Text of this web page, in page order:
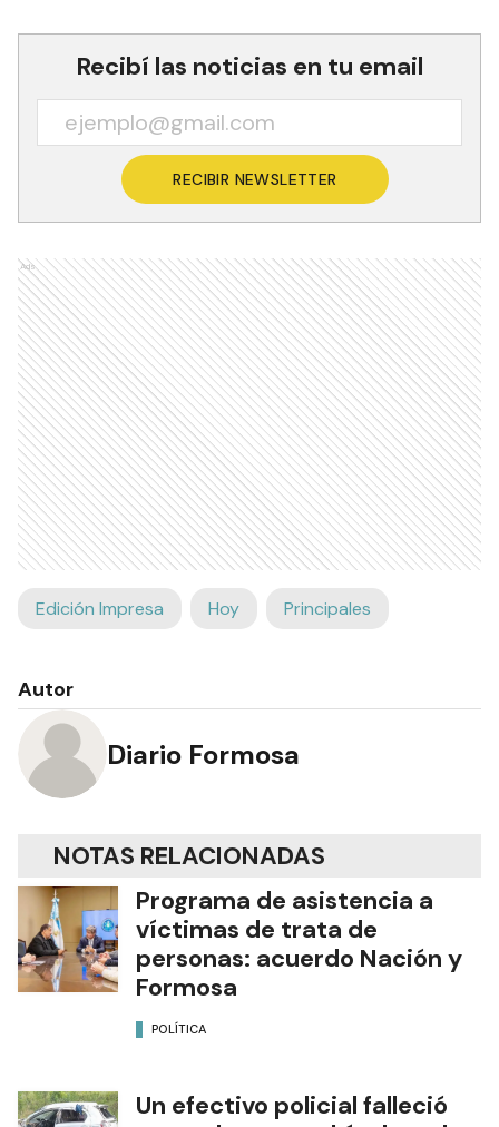
Recibí las noticias en tu email
RECIBIR NEWSLETTER
Ads
Edición Impresa Hoy Principales
Autor
Diario Formosa
NOTAS RELACIONADAS
Programa de asistencia a
víctimas de trata de
personas: acuerdo Nación y
Formosa
POLÍTICA
Un efectivo policial falleció